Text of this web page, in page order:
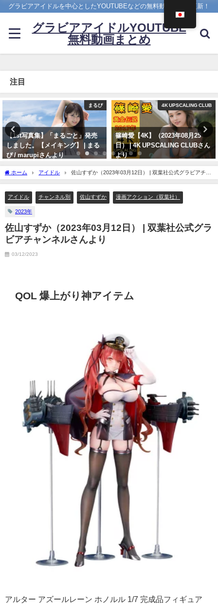
グラビアアイドルを中心としたYOUTUBEなどの無料動画を日々更新！
グラビアアイドルYOUTUBE
無料動画まとめ
注目
4K UPSCALING CLUB
篠崎愛【4K】（2023年08月25
日） | 4K UPSCALING CLUBさん
より
ヤンジャン
雪平莉左 -【4Kムービーグラビ
ア】２週連続表紙！令和最高の美
ボディ・雪平莉左ちゃんが"微笑
みの国"タイで魅せる女神の微笑
み！カラフルでビビッドな水着撮
影に最高画質で没入密着！【メイ
キング】（2023年07月06日） | ヤ
ンジャンTV【集英社ヤングジャ
07/06/2023
ホーム アイドル
佐山すずか（2023年03月12日） | 双葉社公式グラビアチャ
ンネルさんより
アイドル チャンネル別 佐山すずか 漫画アクション（双葉社）
2023年
佐山すずか（2023年03月12日） | 双葉社公式グラ
ビアチャンネルさんより
03/12/2023
QOL 爆上がり神アイテム
アルター アズールレーン ホノルル 1/7 完成品フィギュア